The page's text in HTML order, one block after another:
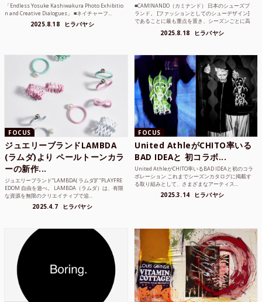
「Endless Yosuke Kashiwakura Photo Exhibitio
n and Creative Dialogues」 ■ネイチャーフ...
2025.8.18 ヒラバヤシ
■CAMINANDO（カミナンド） 日本のシューズブ
ランド。 [ファッションとしてのシューデザイン]
であることに最も重点を置き、シーズンごとに高
2025.8.18 ヒラバヤシ
FOCUS
ジュエリーブランドLAMBDA
(ラムダ)より ペールトーンカラ
ーの新作...
ジュエリーブランド“LAMBDA( ラムダ))” “PLAYFRE
EDOM 自由を遊べ。 LAMBDA（ラムダ）は、有限
な資源を無限のクリエイティブで追...
2025.4.7 ヒラバヤシ
FOCUS
United AthleがCHITO率いる
BAD IDEAと 初コラボ...
United AthleがCHITO率いるBAD IDEAと初のコラ
ボレーション これまでシーズンカタログに掲載す
る取り組みとして、さまざまなアーティス...
2025.3.14 ヒラバヤシ